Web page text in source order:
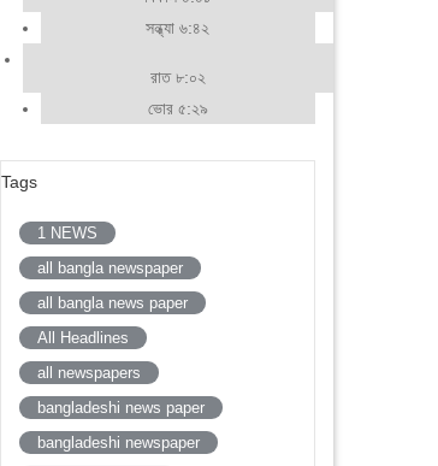
সন্ধ্যা ৬:৪২
রাত ৮:০২
ভোর ৫:২৯
Tags
1 NEWS
all bangla newspaper
all bangla news paper
All Headlines
all newspapers
bangladeshi news paper
bangladeshi newspaper